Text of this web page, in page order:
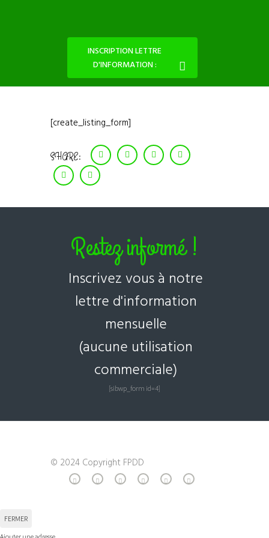
INSCRIPTION LETTRE
D'INFORMATION :
[create_listing_form]
SHARE:
Restez informé !
Inscrivez vous à notre
lettre d'information
mensuelle
(aucune utilisation
commerciale)
[sibwp_form id=4]
© 2024 Copyright FPDD
FERMER